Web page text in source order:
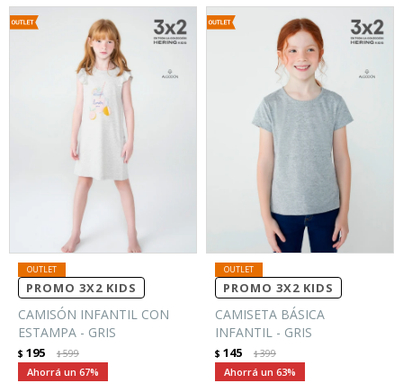
PROMO 3X2 KIDS
CAMISÓN INFANTIL CON
ESTAMPA - GRIS
$ 195 $599
67
PROMO 3X2 KIDS
CAMISETA BÁSICA
INFANTIL - GRIS
$ 145 $399
63